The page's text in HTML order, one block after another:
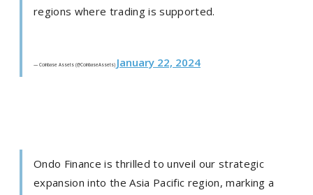
regions where trading is supported.
— Coinbase Assets (@CoinbaseAssets) January 22, 2024
Ondo Finance is thrilled to unveil our strategic
expansion into the Asia Pacific region, marking a